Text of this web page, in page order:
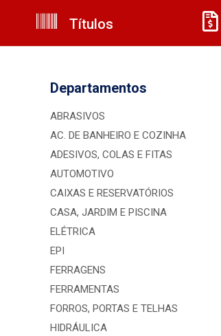
Títulos
Departamentos
ABRASIVOS
AC. DE BANHEIRO E COZINHA
ADESIVOS, COLAS E FITAS
AUTOMOTIVO
CAIXAS E RESERVATÓRIOS
CASA, JARDIM E PISCINA
ELÉTRICA
EPI
FERRAGENS
FERRAMENTAS
FORROS, PORTAS E TELHAS
HIDRÁULICA